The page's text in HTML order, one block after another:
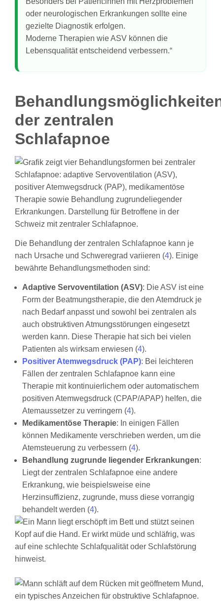
oder neurologischen Erkrankungen sollte eine
gezielte Diagnostik erfolgen.
Moderne Therapien wie ASV können die
Lebensqualität entscheidend verbessern.“
der zentralen
Schlafapnoe
Die Behandlung der zentralen Schlafapnoe kann je
nach Ursache und Schweregrad variieren (4). Einige
bewährte Behandlungsmethoden sind:
Adaptive Servoventilation (ASV): Die ASV ist eine
Form der Beatmungstherapie, die den Atemdruck je
nach Bedarf anpasst und sowohl bei zentralen als
auch obstruktiven Atmungsstörungen eingesetzt
werden kann. Diese Therapie hat sich bei vielen
Patienten als wirksam erwiesen (4).
Positiver Atemwegsdruck (PAP): Bei leichteren
Fällen der zentralen Schlafapnoe kann eine
Therapie mit kontinuierlichem oder automatischem
positiven Atemwegsdruck (CPAP/APAP) helfen, die
Atemaussetzer zu verringern (4).
Medikamentöse Therapie: In einigen Fällen
können Medikamente verschrieben werden, um die
Atemsteuerung zu verbessern (4).
Behandlung zugrunde liegender Erkrankungen:
Liegt der zentralen Schlafapnoe eine andere
Erkrankung, wie beispielsweise eine
Herzinsuffizienz, zugrunde, muss diese vorrangig
behandelt werden (4).